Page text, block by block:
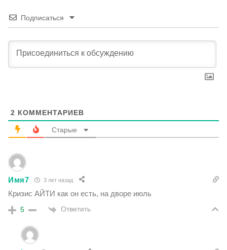
Подписаться
2 КОММЕНТАРИЕВ
Старые
Имя7 3 лет назад
Кризис АЙТИ как он есть, на дворе июль
5 Ответить